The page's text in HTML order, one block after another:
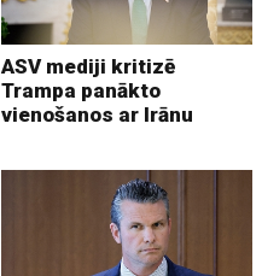
ASV mediji kritizē
Trampa panākto
vienošanos ar Irānu